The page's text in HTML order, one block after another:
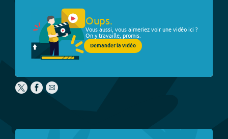
Oups.
Vous aussi, vous aimeriez voir une vidéo ici ?
On y travaille, promis.
Demander la vidéo